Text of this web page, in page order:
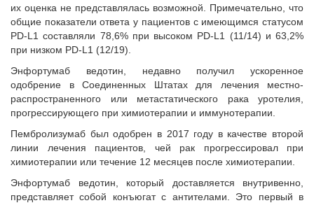
их оценка не представлялась возможной. Примечательно, что
общие показатели ответа у пациентов с имеющимся статусом
PD-L1 составляли 78,6% при высоком PD-L1 (11/14) и 63,2%
при низком PD-L1 (12/19).
Энфортумаб ведотин, недавно получил ускоренное
одобрение в Соединенных Штатах для лечения местно-
распространенного или метастатического рака уротелия,
прогрессирующего при химиотерапии и иммунотерапии.
Пембролизумаб был одобрен в 2017 году в качестве второй
линии лечения пациентов, чей рак прогрессировал при
химиотерапии или течение 12 месяцев после химиотерапии.
Энфортумаб ведотин, который доставляется внутривенно,
представляет собой конъюгат с антителами. Это первый в